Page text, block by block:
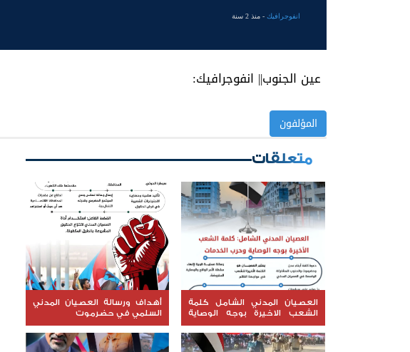
انفوجرافيك- منذ 2 سنة
عين الجنوب|| انفوجرافيك:
المؤلفون
متعلقات
العصيان المدني الشامل كلمة
الشعب الاخيرة بوجه الوصاية
أهداف ورسالة العصيان المدني
السلمي في حضرموت